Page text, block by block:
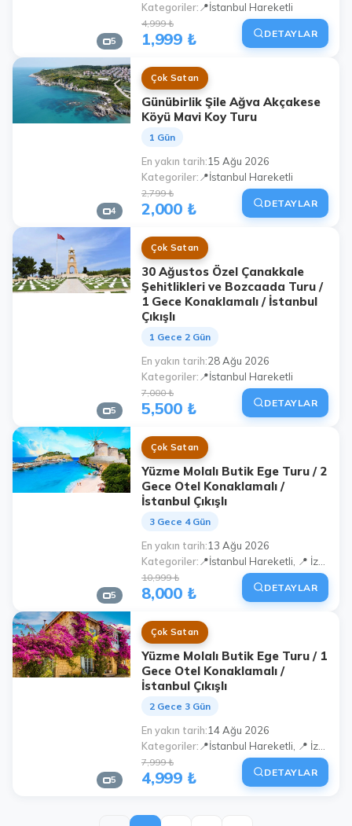
5
Kategoriler 📍İstanbul Hareketli
4,999 ₺
1,999 ₺ DETAYLAR
4
Çok Satan
Günübirlik Şile Ağva Akçakese
Köyü Mavi Koy Turu
1 Gün
En yakın tarih 15 Ağu 2026
Kategoriler 📍İstanbul Hareketli
2,799 ₺
2,000 ₺ DETAYLAR
5
Çok Satan
30 Ağustos Özel Çanakkale
Şehitlikleri ve Bozcaada Turu /
1 Gece Konaklamalı / İstanbul
Çıkışlı
1 Gece 2 Gün
En yakın tarih 28 Ağu 2026
Kategoriler 📍İstanbul Hareketli
7,000 ₺
5,500 ₺ DETAYLAR
5
Çok Satan
Yüzme Molalı Butik Ege Turu / 2
Gece Otel Konaklamalı /
İstanbul Çıkışlı
3 Gece 4 Gün
En yakın tarih 13 Ağu 2026
Kategoriler
10,999 ₺
8,000 ₺ DETAYLAR
5
Çok Satan
Yüzme Molalı Butik Ege Turu / 1
Gece Otel Konaklamalı /
İstanbul Çıkışlı
2 Gece 3 Gün
En yakın tarih 14 Ağu 2026
Kategoriler
7,999 ₺
4,999 ₺ DETAYLAR